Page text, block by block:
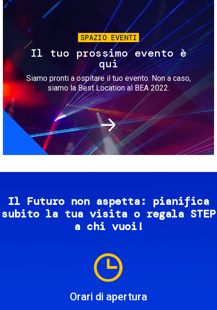
SPAZIO EVENTI
Il tuo prossimo evento è
qui
Siamo pronti a ospitare il tuo evento. Non a caso,
siamo la Best Location al BEA 2022.
Il Futuro non aspetta: pianifica
subito la tua visita o regala STEP
a chi vuoi!
Orari di apertura